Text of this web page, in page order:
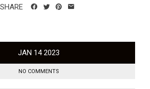
SHARE
JAN 14 2023
NO COMMENTS